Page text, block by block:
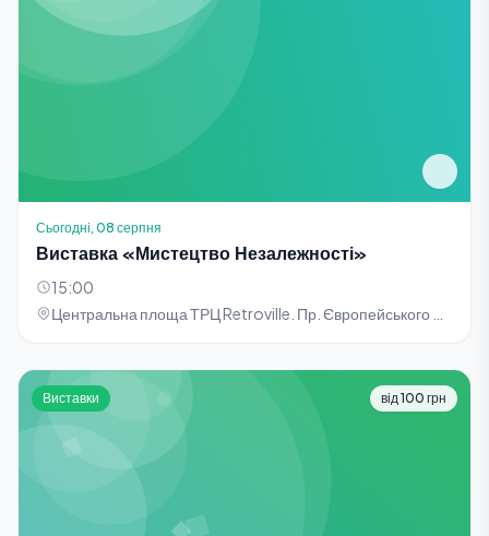
Сьогодні, 08 серпня
Виставка «Мистецтво Незалежності»
15:00
Виставки від 100 грн